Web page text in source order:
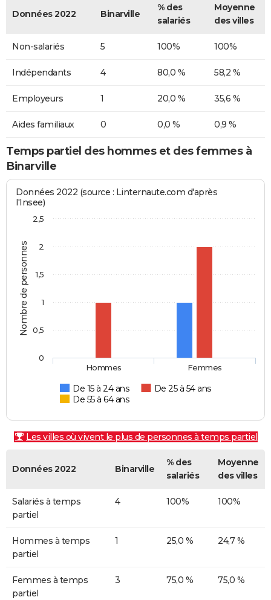
Données 2022 Binarville
% des
salariés
Moyenne
des villes
Non-salariés 5 100% 100%
Indépendants 4 80,0 % 58,2 %
Employeurs 1 20,0 % 35,6 %
Aides familiaux 0 0,0 % 0,9 %
Temps partiel des hommes et des femmes à
Binarville
Nombre de personnes
Données 2022 (source : Linternaute.com d'après
l'Insee)
De 15 à 24 ans
De 25 à 54 ans
De 55 à 64 ans
Hommes Femmes
0
0,5
1
1,5
2
2,5
Les villes où vivent le plus de personnes à temps partiel
Données 2022 Binarville
% des
salariés
Moyenne
des villes
Salariés à temps
partiel
4 100% 100%
Hommes à temps
partiel
1 25,0 % 24,7 %
Femmes à temps
partiel
3 75,0 % 75,0 %